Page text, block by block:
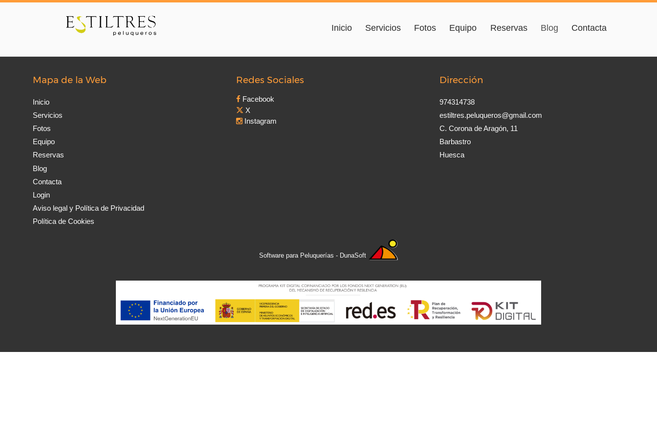
Inicio Servicios Fotos Equipo Reservas Blog Contacta
Mapa de la Web
Inicio
Servicios
Fotos
Equipo
Reservas
Blog
Contacta
Login
Aviso legal y Política de Privacidad
Política de Cookies
Redes Sociales
Facebook
X
Instagram
Dirección
974314738
estiltres.peluqueros@gmail.com
C. Corona de Aragón, 11
Barbastro
Huesca
Software para Peluquerías - DunaSoft